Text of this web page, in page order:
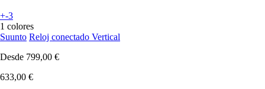
+-3
1 colores
Suunto Reloj conectado Vertical
Desde 799,00 €
633,00 €